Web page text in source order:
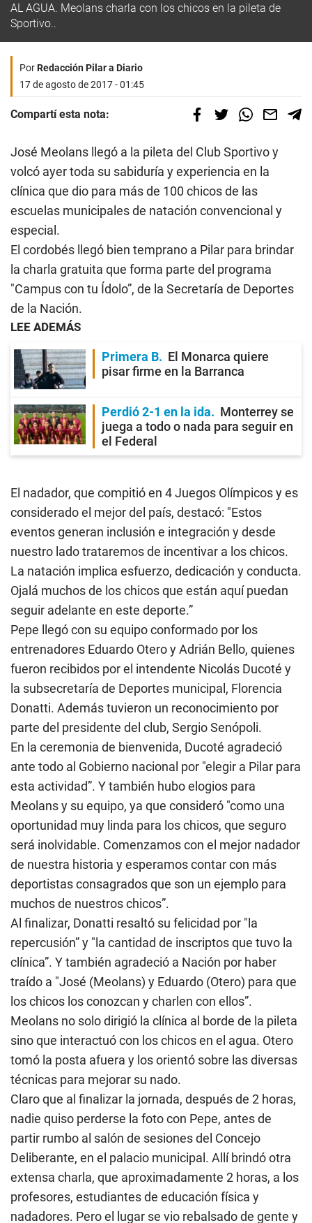
AL AGUA. Meolans charla con los chicos en la pileta de
Sportivo..
PorRedacción Pilar a Diario
17 de agosto de 2017 - 01:45
Compartí esta nota:
José Meolans llegó a la pileta del Club Sportivo y
volcó ayer toda su sabiduría y experiencia en la
clínica que dio para más de 100 chicos de las
escuelas municipales de natación convencional y
especial.
El cordobés llegó bien temprano a Pilar para brindar
la charla gratuita que forma parte del programa
"Campus con tu Ídolo”, de la Secretaría de Deportes
de la Nación.
LEE ADEMÁS
Primera B
El Monarca quiere
pisar firme en la Barranca
Perdió 2-1 en la ida
Monterrey se
juega a todo o nada para seguir en
el Federal
El nadador, que compitió en 4 Juegos Olímpicos y es
considerado el mejor del país, destacó: "Estos
eventos generan inclusión e integración y desde
nuestro lado trataremos de incentivar a los chicos.
La natación implica esfuerzo, dedicación y conducta.
Ojalá muchos de los chicos que están aquí puedan
seguir adelante en este deporte.”
Pepe llegó con su equipo conformado por los
entrenadores Eduardo Otero y Adrián Bello, quienes
fueron recibidos por el intendente Nicolás Ducoté y
la subsecretaría de Deportes municipal, Florencia
Donatti. Además tuvieron un reconocimiento por
parte del presidente del club, Sergio Senópoli.
En la ceremonia de bienvenida, Ducoté agradeció
ante todo al Gobierno nacional por "elegir a Pilar para
esta actividad”. Y también hubo elogios para
Meolans y su equipo, ya que consideró "como una
oportunidad muy linda para los chicos, que seguro
será inolvidable. Comenzamos con el mejor nadador
de nuestra historia y esperamos contar con más
deportistas consagrados que son un ejemplo para
muchos de nuestros chicos”.
Al finalizar, Donatti resaltó su felicidad por "la
repercusión” y "la cantidad de inscriptos que tuvo la
clínica”. Y también agradeció a Nación por haber
traído a "José (Meolans) y Eduardo (Otero) para que
los chicos los conozcan y charlen con ellos”.
Meolans no solo dirigió la clínica al borde de la pileta
sino que interactuó con los chicos en el agua. Otero
tomó la posta afuera y los orientó sobre las diversas
técnicas para mejorar su nado.
Claro que al finalizar la jornada, después de 2 horas,
nadie quiso perderse la foto con Pepe, antes de
partir rumbo al salón de sesiones del Concejo
Deliberante, en el palacio municipal. Allí brindó otra
extensa charla, que aproximadamente 2 horas, a los
profesores, estudiantes de educación física y
nadadores. Pero el lugar se vio rebalsado de gente y